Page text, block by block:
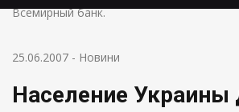
Всемирный банк.
25.06.2007 - Новини
Население Украины